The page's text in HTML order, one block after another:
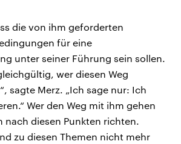
die von ihm geforderten
für eine
unter seiner Führung sein sollen.
wer diesen Weg
sagte Merz. „Ich sage nur: Ich
Wer den Weg mit ihm gehen
nach diesen Punkten richten.
zu diesen Themen nicht mehr